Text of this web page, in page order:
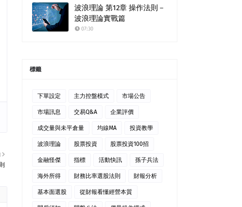
波浪理論 第12章 操作法則－
波浪理論實戰篇
07:30
標籤
下單設定 主力控盤模式 市場公告
市場訊息 交易Q&A 企業評價
成交量與未平倉量 均線MA 投資教學
波浪理論 股票投資 股票投資100招
金融怪傑 指標 活動快訊 孫子兵法
海外所得 財務比率選股法則 財報分析
基本面選股 從財報看懂經營本質